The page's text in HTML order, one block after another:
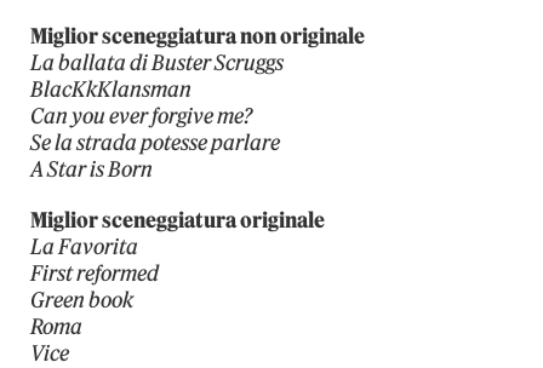
Miglior sceneggiatura non originale
La ballata di Buster Scruggs
BlacKkKlansman
Can you ever forgive me?
Se la strada potesse parlare
A Star is Born
Miglior sceneggiatura originale
La Favorita
First reformed
Green book
Roma
Vice